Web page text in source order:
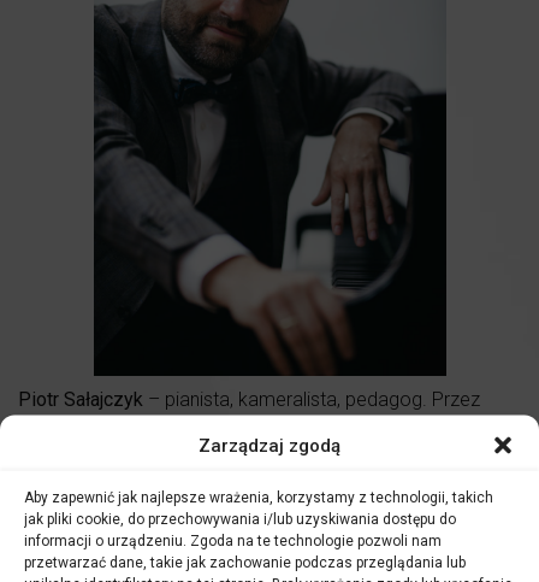
Zarządzaj zgodą
Aby zapewnić jak najlepsze wrażenia, korzystamy z technologii, takich
jak pliki cookie, do przechowywania i/lub uzyskiwania dostępu do
informacji o urządzeniu. Zgoda na te technologie pozwoli nam
przetwarzać dane, takie jak zachowanie podczas przeglądania lub
Piotr Sałajczyk – pianista, kameralista, pedagog. Przez
krytyków zaliczany do grona najwybitniejszych polskich
wykonawców swojej generacji. Laureat nagrody
za wybitne kreacje wykonawcze muzyki polskiej.
Artysta został nominowany do Paszportów Polityki
wrażliwość i inteligencję, z którymi podchodzi do